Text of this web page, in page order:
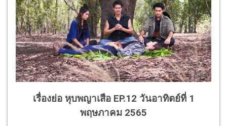
เรื่องย่อ หุบพญาเสือ EP.12 วันอาทิตย์ที่ 1
พฤษภาคม 2565